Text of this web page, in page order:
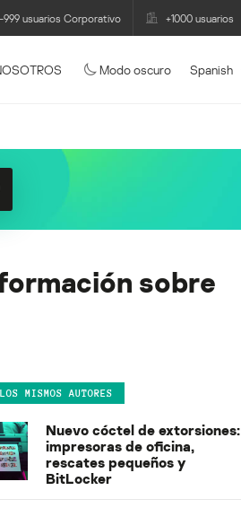
999 usuarios Corporativo +1000 usuarios
Modo oscuro Spanish
sobre
MISMOS AUTORES
Nuevo cóctel de extorsiones:
impresoras de oficina,
rescates pequeños y
BitLocker